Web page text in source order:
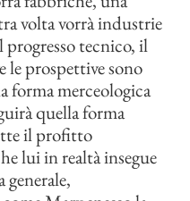
volta vorrà industrie
tecnico, il
le prospettive sono
forma merceologica
quella forma
il profitto
lui in realtà insegue
generale,